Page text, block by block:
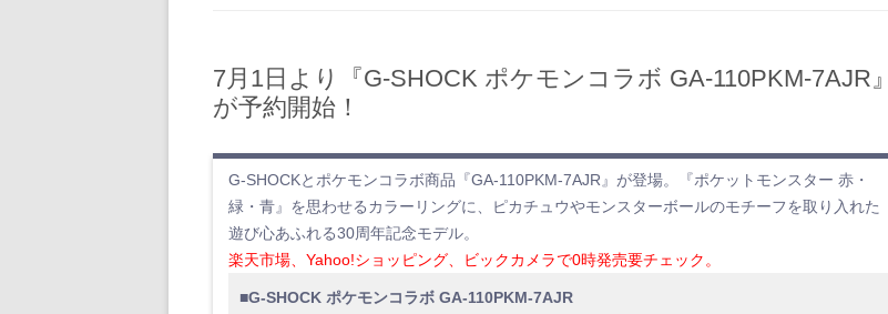
7月1日より『G-SHOCK ポケモンコラボ GA-110PKM-7AJR』
が予約開始！
G-SHOCKとポケモンコラボ商品『GA-110PKM-7AJR』が登場。『ポケットモンスター 赤・
緑・青』を思わせるカラーリングに、ピカチュウやモンスターボールのモチーフを取り入れた
遊び心あふれる30周年記念モデル。
楽天市場、Yahoo!ショッピング、ビックカメラで0時発売要チェック。
■G-SHOCK ポケモンコラボ GA-110PKM-7AJR